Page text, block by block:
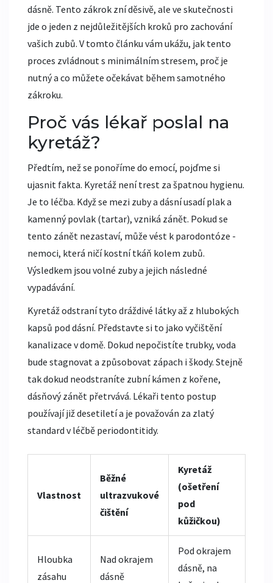
dásně. Tento zákrok zní děsivě, ale ve skutečnosti
jde o jeden z nejdůležitějších kroků pro zachování
vašich zubů. V tomto článku vám ukážu, jak tento
proces zvládnout s minimálním stresem, proč je
nutný a co můžete očekávat během samotného
zákroku.
Proč vás lékař poslal na
kyretáž?
Předtím, než se ponoříme do emocí, pojďme si
ujasnit fakta. Kyretáž není trest za špatnou hygienu.
Je to léčba. Když se mezi zuby a dásní usadí plak a
kamenný povlak (tartar), vzniká zánět. Pokud se
tento zánět nezastaví, může vést k parodontóze -
nemoci, která ničí kostní tkáň kolem zubů.
Výsledkem jsou volné zuby a jejich následné
vypadávání.
Kyretáž odstraní tyto dráždivé látky až z hlubokých
kapsů pod dásní. Představte si to jako vyčištění
kanalizace v domě. Dokud nepočistíte trubky, voda
bude stagnovat a způsobovat zápach i škody. Stejně
tak dokud neodstraníte zubní kámen z kořene,
dásňový zánět přetrvává. Lékaři tento postup
používají již desetiletí a je považován za zlatý
standard v léčbě periodontitidy.
Vlastnost
Běžné
ultrazvukové
čištění
Kyretáž
(ošetření
pod
kůžičkou)
Hloubka
zásahu
Nad okrajem
dásně
Pod okrajem
dásně, na